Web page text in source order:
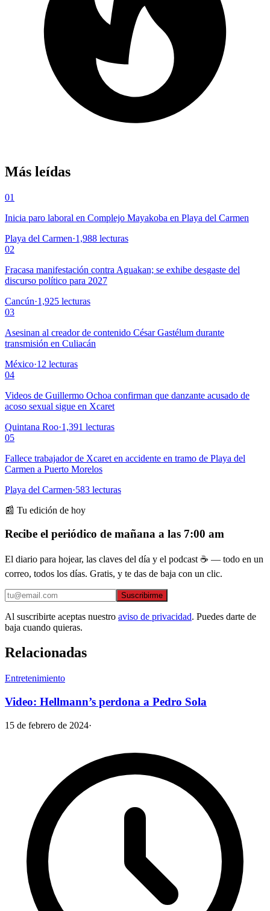
Más leídas
01
Inicia paro laboral en Complejo Mayakoba en Playa del Carmen
Playa del Carmen·1,988 lecturas
02
Fracasa manifestación contra Aguakan; se exhibe desgaste del
discurso político para 2027
Cancún·1,925 lecturas
03
Asesinan al creador de contenido César Gastélum durante
transmisión en Culiacán
México·12 lecturas
04
Videos de Guillermo Ochoa confirman que danzante acusado de
acoso sexual sigue en Xcaret
Quintana Roo·1,391 lecturas
05
Fallece trabajador de Xcaret en accidente en tramo de Playa del
Carmen a Puerto Morelos
Playa del Carmen·583 lecturas
📰 Tu edición de hoy
Recibe el periódico de mañana a las 7:00 am
El diario para hojear, las claves del día y el podcast ☕ — todo en un
correo, todos los días. Gratis, y te das de baja con un clic.
Suscribirme
Al suscribirte aceptas nuestro aviso de privacidad. Puedes darte de
baja cuando quieras.
Relacionadas
Entretenimiento
Video: Hellmann’s perdona a Pedro Sola
15 de febrero de 2024·